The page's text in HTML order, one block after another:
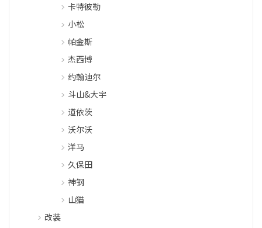
卡特彼勒
小松
帕金斯
杰西博
约翰迪尔
斗山&大宇
道依茨
沃尔沃
洋马
久保田
神钢
山猫
改装